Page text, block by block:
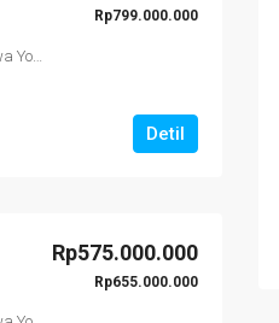
Rp799.000.000
Detil
Rp575.000.000
Rp655.000.000
PROPERTI PILIHAN